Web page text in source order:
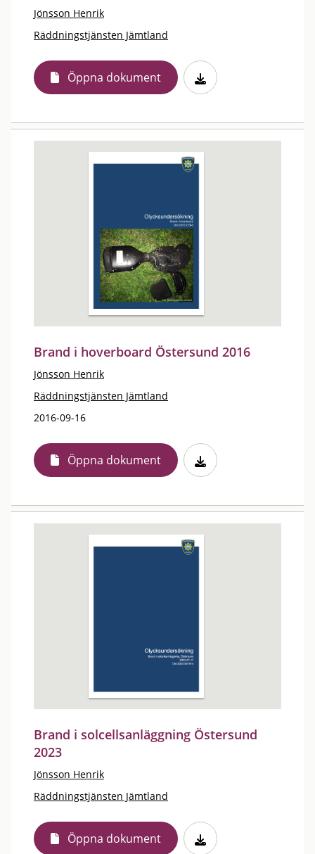
Jönsson Henrik
Räddningstjänsten Jämtland
Öppna dokument
Brand i hoverboard Östersund 2016
Jönsson Henrik
Räddningstjänsten Jämtland
2016-09-16
Öppna dokument
Brand i solcellsanläggning Östersund
2023
Jönsson Henrik
Räddningstjänsten Jämtland
Öppna dokument